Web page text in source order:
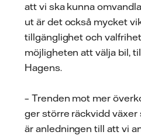
att vi ska kunna
ut är det också mycket
tillgänglighet och
möjligheten att välja bil,
Hagens.
– Trenden mot mer
ger större räckvidd växer
är anledningen till att vi